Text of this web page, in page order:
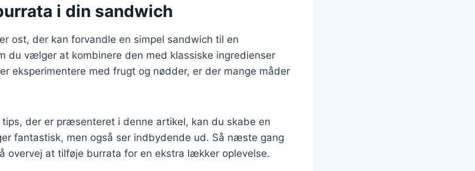
i din sandwich
ost, der kan forvandle en simpel sandwich til en
du vælger at kombinere den med klassiske ingredienser
eksperimentere med frugt og nødder, er der mange måder
der er præsenteret i denne artikel, kan du skabe en
fantastisk, men også ser indbydende ud. Så næste gang
overvej at tilføje burrata for en ekstra lækker oplevelse.